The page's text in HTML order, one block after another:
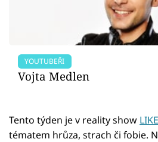
YOUTUBEŘI
Vojta Medlen
Tento týden je v reality show
tématem hrůza, strach či fobie.